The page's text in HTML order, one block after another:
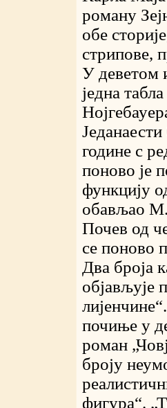
роману
обе
стрипове,
У деветом
једна
године с
поново је
функцију
обављао М.
Почев од
се поново
Два броја
објављује
почиње у
роман
броју
фигура“.